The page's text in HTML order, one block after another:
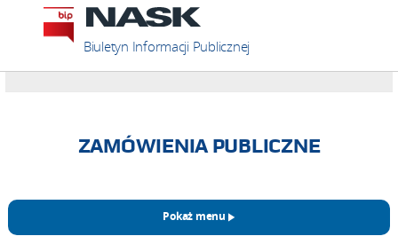
Biuletyn Informacji Publicznej
ZAMÓWIENIA PUBLICZNE
Pokaż menu